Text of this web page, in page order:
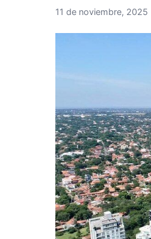
11 de noviembre, 2025